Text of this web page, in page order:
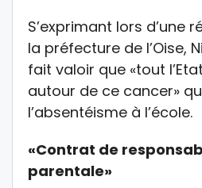
S’exprimant lors d’une
la préfecture de l’Oise,
fait valoir que «tout
autour de ce cancer»
l’absentéisme à l’école.
«Contrat de
parentale»